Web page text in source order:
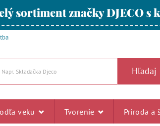
sortiment značky DJECO s
Hľadaj
veku Tvorenie Príroda a